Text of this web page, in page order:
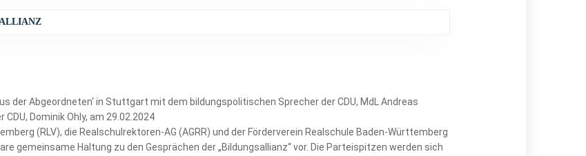
der Abgeordneten‘ in Stuttgart mit dem bildungspolitischen Sprecher der CDU, MdL Andreas
Dominik Ohly, am 29.02.2024
(RLV), die Realschulrektoren-AG (AGRR) und der Förderverein Realschule Baden-Württemberg
gemeinsame Haltung zu den Gesprächen der „Bildungsallianz“ vor. Die Parteispitzen werden sich